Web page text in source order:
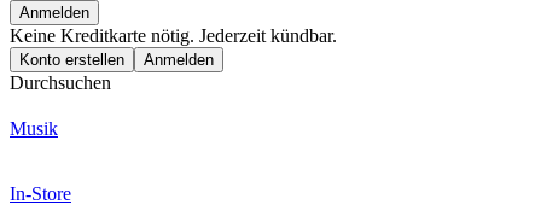
Anmelden
Keine Kreditkarte nötig. Jederzeit kündbar.
Konto erstellen Anmelden
Durchsuchen
Musik
In-Store